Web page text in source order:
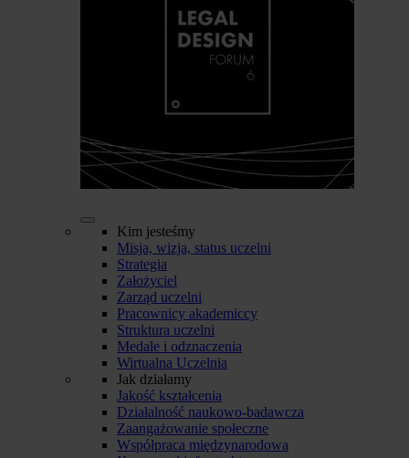
Kim jesteśmy
Misja, wizja, status uczelni
Strategia
Założyciel
Zarząd uczelni
Pracownicy akademiccy
Struktura uczelni
Medale i odznaczenia
Wirtualna Uczelnia
Jak działamy
Jakość kształcenia
Działalność naukowo-badawcza
Zaangażowanie społeczne
Współpraca międzynarodowa